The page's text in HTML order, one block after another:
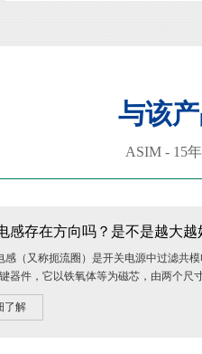
与该
ASIM - 15
感存在方向吗？是不是越大越
感（又称扼流圈）是开关电源中过滤共
器件，它以铁氧体等为磁芯，由两个尺
圈对称绕制在同一环形磁芯上，...
了解